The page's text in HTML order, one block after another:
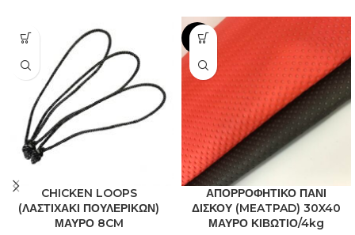
CHICKEN LOOPS
(ΛΑΣΤΙΧΑΚΙ ΠΟΥΛΕΡΙΚΩΝ)
ΜΑΥΡΟ 8CM
-6%
ΑΠΟΡΡΟΦΗΤΙΚΟ ΠΑΝΙ
ΔΙΣΚΟΥ (MEATPAD) 30X40
ΜΑΥΡΟ ΚΙΒΩΤΙΟ/4kg